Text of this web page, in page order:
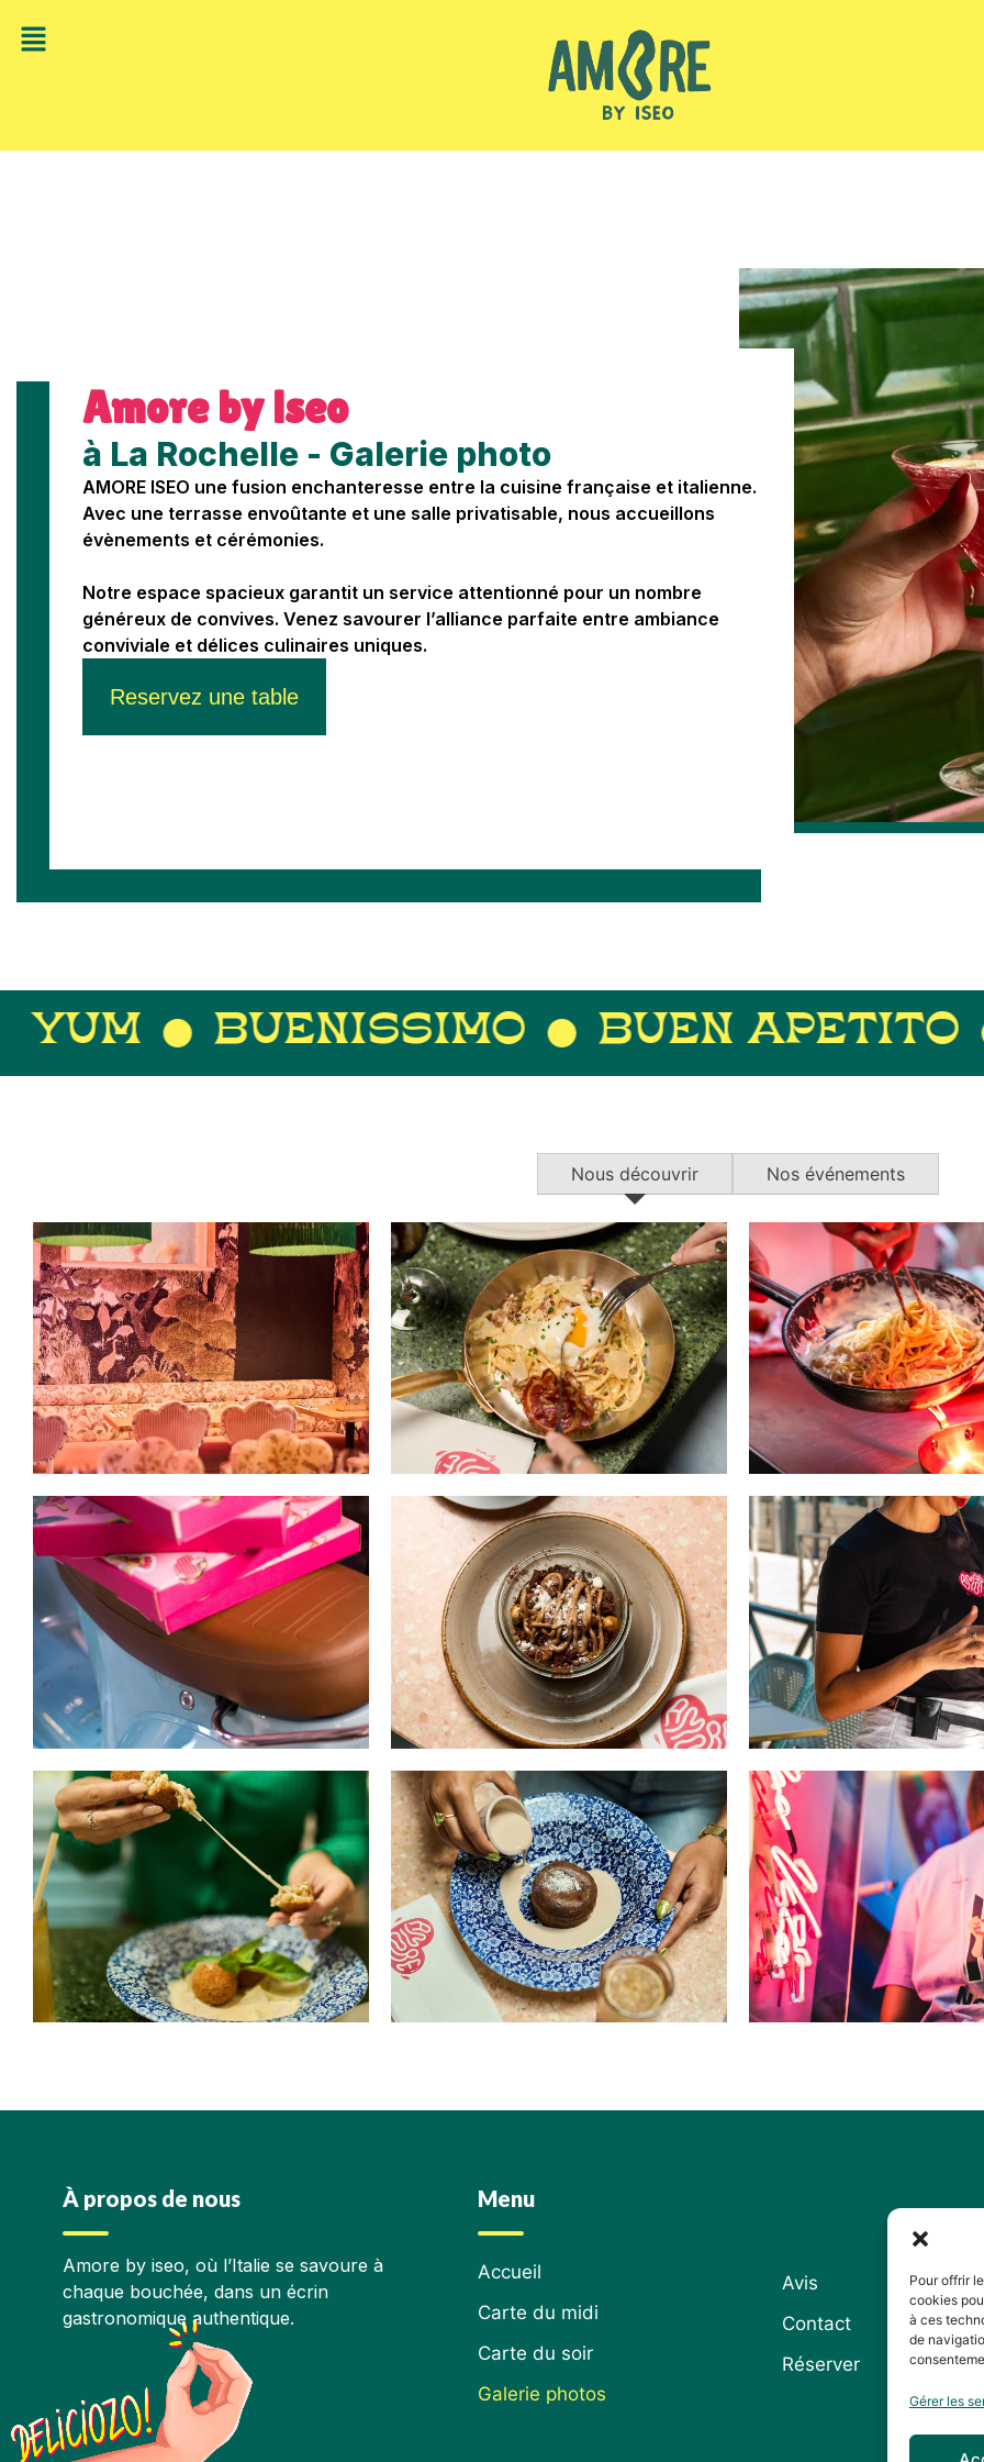
Pour offrir
cookies
à ces
de
Gérer les
Amore by iseo
à La Rochelle - Galerie photo
AMORE ISEO une fusion enchanteresse entre la cuisine française et italienne.
Avec une terrasse envoûtante et une salle privatisable, nous accueillons
évènements et cérémonies.
Notre espace spacieux garantit un service attentionné pour un nombre
généreux de convives. Venez savourer l’alliance parfaite entre ambiance
conviviale et délices culinaires uniques.
Reservez une table
BUEN APETITO YUM
Nous découvrir Nos événements
À propos de nous
Amore by iseo, où l’Italie se savoure à
chaque bouchée, dans un écrin
gastronomique authentique.
Menu
Accueil
Carte du midi
Carte du soir
Galerie photos
Avis
Contact
Réserver